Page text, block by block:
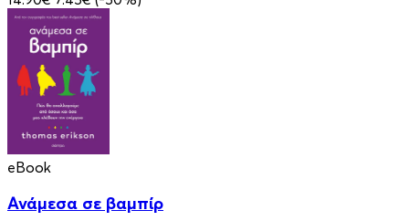
eBook
Ανάμεσα σε βαμπίρ